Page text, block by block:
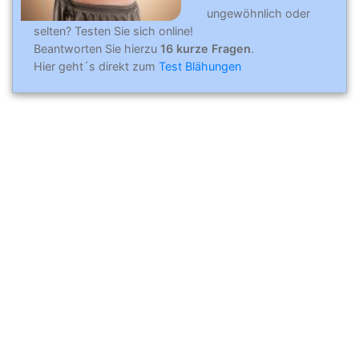
ungewöhnlich oder
selten? Testen Sie sich online!
Beantworten Sie hierzu 16 kurze Fragen.
Hier geht´s direkt zum Test Blähungen